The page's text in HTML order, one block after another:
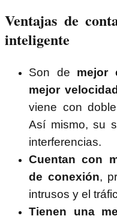
Ventajas de
inteligente
Son de mejor
mejor
viene con
Así mismo, su
interferencias.
Cuentan con
de conexión,
intrusos y el
Tienen una